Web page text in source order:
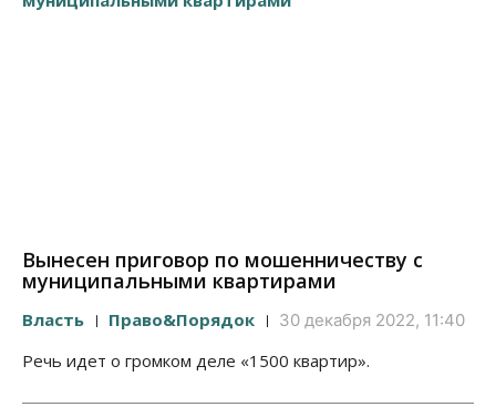
Вынесен приговор по мошенничеству с
муниципальными квартирами
Власть Право&Порядок 30 декабря 2022, 11:40
Речь идет о громком деле «1500 квартир».